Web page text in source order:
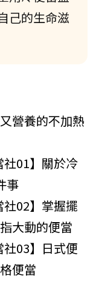
己的生命滋
營養的不加熱
社01】關於冷
事
社02】掌握擺
大動的便當
社03】日式便
便當